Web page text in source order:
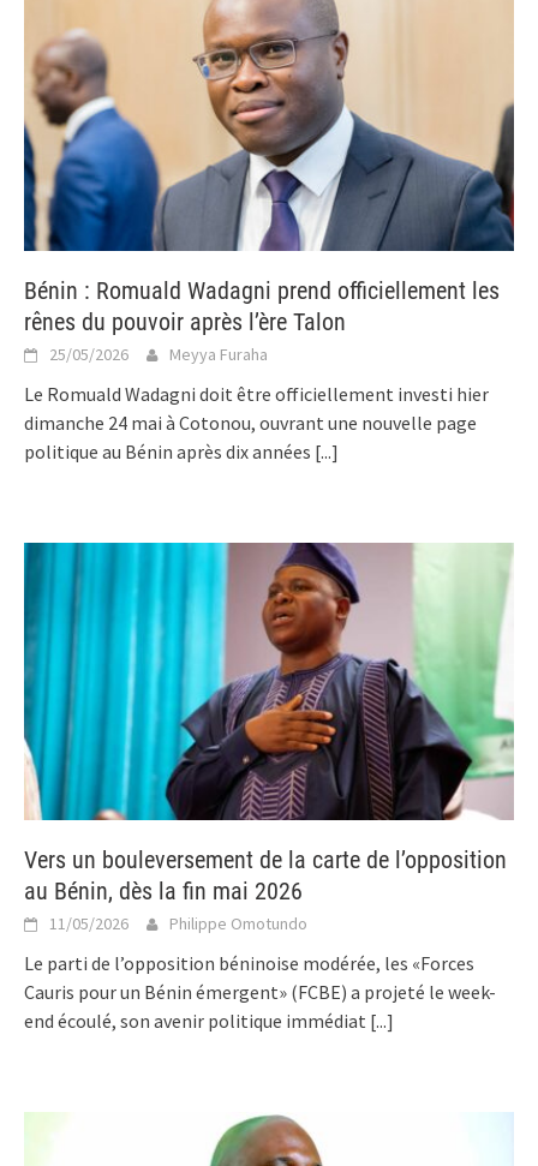
Bénin : Romuald Wadagni prend officiellement les
rênes du pouvoir après l’ère Talon
25/05/2026 Meyya Furaha
Le Romuald Wadagni doit être officiellement investi hier
dimanche 24 mai à Cotonou, ouvrant une nouvelle page
politique au Bénin après dix années [...]
Vers un bouleversement de la carte de l’opposition
au Bénin, dès la fin mai 2026
11/05/2026 Philippe Omotundo
Le parti de l’opposition béninoise modérée, les «Forces
Cauris pour un Bénin émergent» (FCBE) a projeté le week-
end écoulé, son avenir politique immédiat [...]